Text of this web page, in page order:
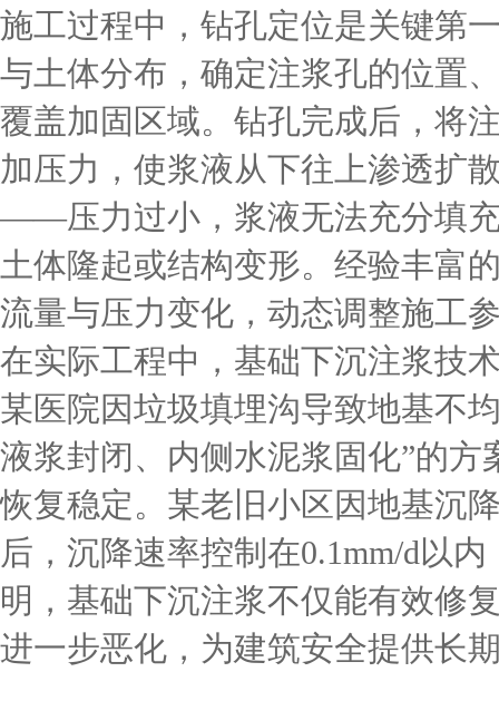
施工过程中，钻孔定位是关键第
与土体分布，确定注浆孔的位置
覆盖加固区域。钻孔完成后，将
加压力，使浆液从下往上渗透扩
——压力过小，浆液无法充分填
土体隆起或结构变形。经验丰富
流量与压力变化，动态调整施工
在实际工程中，基础下沉注浆技
某医院因垃圾填埋沟导致地基不
液浆封闭、内侧水泥浆固化”的
恢复稳定。某老旧小区因地基沉
后，沉降速率控制在0.1mm/d以
明，基础下沉注浆不仅能有效修
进一步恶化，为建筑安全提供长